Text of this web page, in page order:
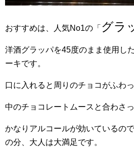
おすすめは、人気No1の「 グラ
洋酒グラッパを45度のまま使用し
ーキです。
口に入れると周りのチョコがふわっ
中のチョコレートムースと合わさ
かなりアルコールが効いているの
の分、大人は大満足です。